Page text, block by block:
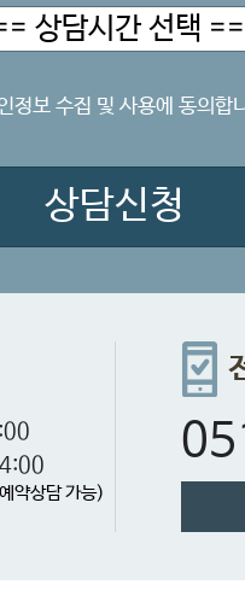
정보 수집 및 사용에 동의합
상담신청
약상담 가능)